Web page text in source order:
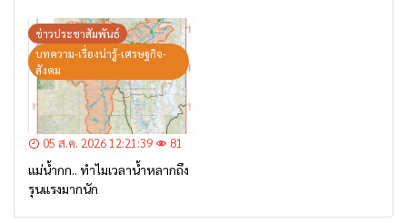
– เตรียมการอพยพ”
ข่าวประชาสัมพันธ์
บทความ-เรื่องน่ารู้-เศรษฐกิจ-
สังคม
05 ส.ค. 2026 12:21:39 81
แม่น้ำกก.. ทำไมเวลาน้ำหลากถึง
รุนแรงมากนัก